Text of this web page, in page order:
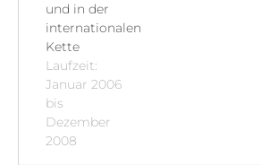
und in der
internationalen
Kette
Laufzeit:
Januar 2006
bis
Dezember
2008